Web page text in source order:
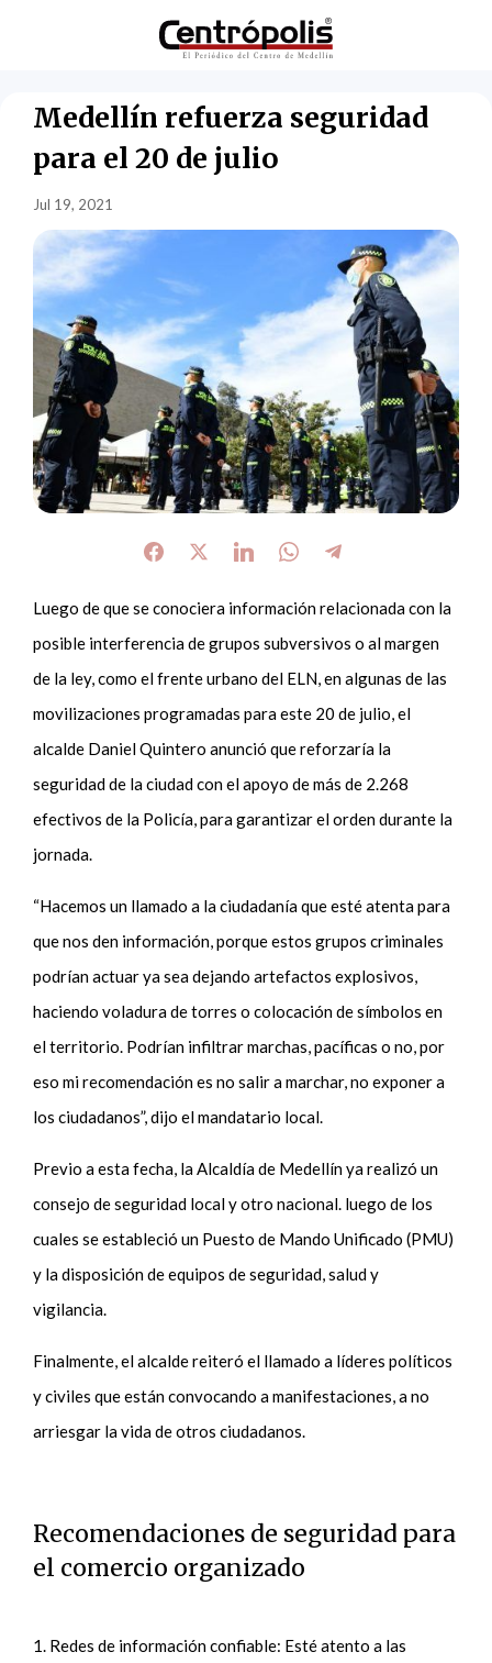
Medellín refuerza seguridad
para el 20 de julio
Jul 19, 2021
Luego de que se conociera información relacionada con la
posible interferencia de grupos subversivos o al margen
de la ley, como el frente urbano del ELN, en algunas de las
movilizaciones programadas para este 20 de julio, el
alcalde Daniel Quintero anunció que reforzaría la
seguridad de la ciudad con el apoyo de más de 2.268
efectivos de la Policía, para garantizar el orden durante la
jornada.
“Hacemos un llamado a la ciudadanía que esté atenta para
que nos den información, porque estos grupos criminales
podrían actuar ya sea dejando artefactos explosivos,
haciendo voladura de torres o colocación de símbolos en
el territorio. Podrían infiltrar marchas, pacíficas o no, por
eso mi recomendación es no salir a marchar, no exponer a
los ciudadanos”, dijo el mandatario local.
Previo a esta fecha, la Alcaldía de Medellín ya realizó un
consejo de seguridad local y otro nacional. luego de los
cuales se estableció un Puesto de Mando Unificado (PMU)
y la disposición de equipos de seguridad, salud y
vigilancia.
Finalmente, el alcalde reiteró el llamado a líderes políticos
y civiles que están convocando a manifestaciones, a no
arriesgar la vida de otros ciudadanos.
Recomendaciones de seguridad para
el comercio organizado
Redes de información confiable: Esté atento a las